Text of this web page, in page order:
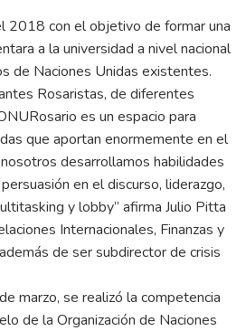
2018 con el objetivo de formar una
a la universidad a nivel nacional
de Naciones Unidas existentes.
Rosaristas, de diferentes
es un espacio para
que aportan enormemente en el
desarrollamos habilidades
en el discurso, liderazgo,
y lobby” afirma Julio Pitta
Internacionales, Finanzas y
de ser subdirector de crisis
marzo, se realizó la competencia
de la Organización de Naciones